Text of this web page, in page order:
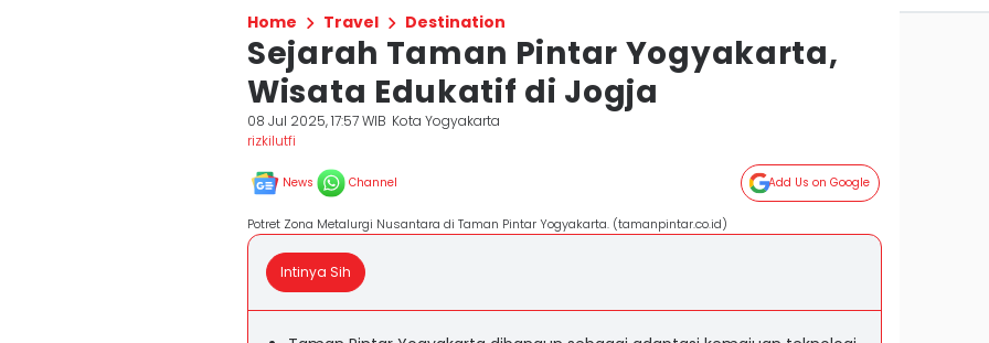
Home Travel Destination
Sejarah Taman Pintar Yogyakarta,
Wisata Edukatif di Jogja
08 Jul 2025, 17:57 WIB Kota Yogyakarta
rizkilutfi
News Channel Add Us on Google
Potret Zona Metalurgi Nusantara di Taman Pintar Yogyakarta. (tamanpintar.co.id)
Intinya Sih